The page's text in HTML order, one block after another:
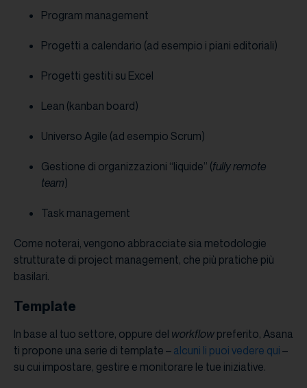
Program management
Progetti a calendario (ad esempio i piani editoriali)
Progetti gestiti su Excel
Lean (kanban board)
Universo Agile (ad esempio Scrum)
Gestione di organizzazioni “liquide” (fully remote
team)
Task management
Come noterai, vengono abbracciate sia metodologie
strutturate di project management, che più pratiche più
basilari.
Template
In base al tuo settore, oppure del workflow preferito, Asana
ti propone una serie di template – alcuni li puoi vedere qui –
su cui impostare, gestire e monitorare le tue iniziative.